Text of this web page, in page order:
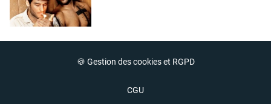
🍪 Gestion des cookies et RGPD
CGU